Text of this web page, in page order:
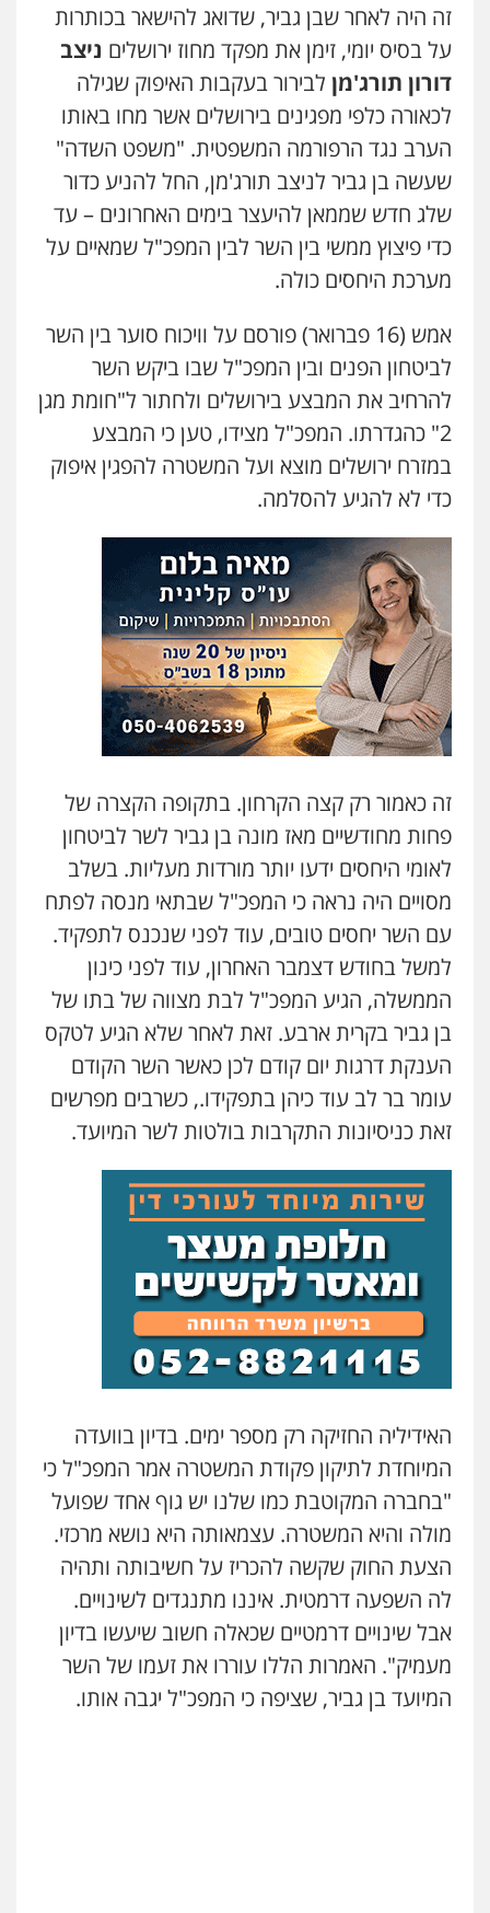
זה היה לאחר שבן גביר, שדואג להישאר בכותרות
על בסיס יומי, זימן את מפקד מחוז ירושלים ניצב
דורון תורג'מן לבירור בעקבות האיפוק שגילה
לכאורה כלפי מפגינים בירושלים אשר מחו באותו
הערב נגד הרפורמה המשפטית. "משפט השדה"
שעשה בן גביר לניצב תורג'מן, החל להניע כדור
שלג חדש שממאן להיעצר בימים האחרונים – עד
כדי פיצוץ ממשי בין השר לבין המפכ"ל שמאיים על
מערכת היחסים כולה.
אמש (16 פברואר) פורסם על וויכוח סוער בין השר
לביטחון הפנים ובין המפכ"ל שבו ביקש השר
להרחיב את המבצע בירושלים ולחתור ל"חומת מגן
2" כהגדרתו. המפכ"ל מצידו, טען כי המבצע
במזרח ירושלים מוצא ועל המשטרה להפגין איפוק
כדי לא להגיע להסלמה.
זה כאמור רק קצה הקרחון. בתקופה הקצרה של
פחות מחודשיים מאז מונה בן גביר לשר לביטחון
לאומי היחסים ידעו יותר מורדות מעליות. בשלב
מסויים היה נראה כי המפכ"ל שבתאי מנסה לפתח
עם השר יחסים טובים, עוד לפני שנכנס לתפקיד.
למשל בחודש דצמבר האחרון, עוד לפני כינון
הממשלה, הגיע המפכ"ל לבת מצווה של בתו של
בן גביר בקרית ארבע. זאת לאחר שלא הגיע לטקס
הענקת דרגות יום קודם לכן כאשר השר הקודם
עומר בר לב עוד כיהן בתפקידו., כשרבים מפרשים
זאת כניסיונות התקרבות בולטות לשר המיועד.
האידיליה החזיקה רק מספר ימים. בדיון בוועדה
המיוחדת לתיקון פקודת המשטרה אמר המפכ"ל כי
"בחברה המקוטבת כמו שלנו יש גוף אחד שפועל
מולה והיא המשטרה. עצמאותה היא נושא מרכזי.
הצעת החוק שקשה להכריז על חשיבותה ותהיה
לה השפעה דרמטית. איננו מתנגדים לשינויים.
אבל שינויים דרמטיים שכאלה חשוב שיעשו בדיון
מעמיק". האמרות הללו עוררו את זעמו של השר
המיועד בן גביר, שציפה כי המפכ"ל יגבה אותו.